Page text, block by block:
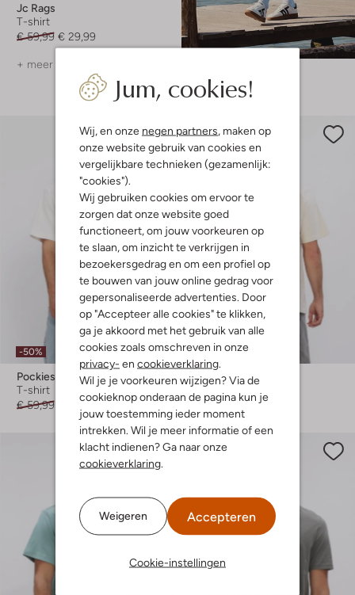
Jum, cookies!
Wij, en onze negen partners , maken op
onze website gebruik van cookies en
vergelijkbare technieken (gezamenlijk:
"cookies").
Wij gebruiken cookies om ervoor te
zorgen dat onze website goed
functioneert, om jouw voorkeuren op
te slaan, om inzicht te verkrijgen in
bezoekersgedrag en om een profiel op
te bouwen van jouw online gedrag voor
gepersonaliseerde advertenties. Door
op "Accepteer alle cookies" te klikken,
ga je akkoord met het gebruik van alle
cookies zoals omschreven in onze
privacy- en cookieverklaring
Wil je je voorkeuren wijzigen? Via de
cookieknop onderaan de pagina kun je
jouw toestemming ieder moment
intrekken. Wil je meer informatie of een
klacht indienen? Ga naar onze
cookieverklaring
Weigeren Accepteren
Cookie-instellingen
Jc Rags
T-shirt
€ 59,99 € 29,99
+ meer kleuren
-50%
Pockies
T-shirt
€ 59,99
€ 29,99
-30%
Woodbird
T-shirt
€ 54,99 € 37,99